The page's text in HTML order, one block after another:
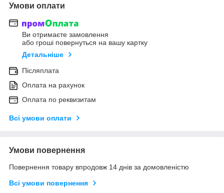
Умови оплати
Ви отримаєте замовлення
або гроші повернуться на вашу картку
Детальніше
Післяплата
Оплата на рахунок
Оплата по реквизитам
Всі умови оплати
Умови повернення
Повернення товару впродовж 14 днів за домовленістю
Всі умови повернення